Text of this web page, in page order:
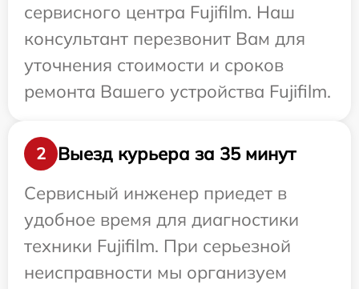
сервисного центра Fujifilm. Наш
консультант перезвонит Вам для
уточнения стоимости и сроков
ремонта Вашего устройства Fujifilm.
2
Выезд курьера за 35 минут
Сервисный инженер приедет в
удобное время для диагностики
техники Fujifilm. При серьезной
неисправности мы организуем